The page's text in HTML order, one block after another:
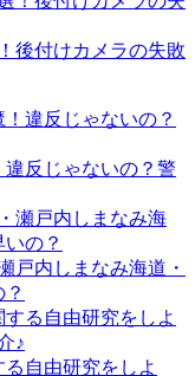
後付けカメラの失敗
反じゃないの？警
戸内しまなみ海道・
自由研究をしよ